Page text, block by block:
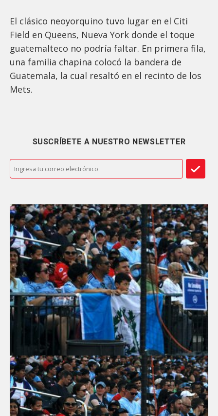
El clásico neoyorquino tuvo lugar en el Citi
Field en Queens, Nueva York donde el toque
guatemalteco no podría faltar. En primera fila,
una familia chapina colocó la bandera de
Guatemala, la cual resaltó en el recinto de los
Mets.
SUSCRÍBETE A NUESTRO NEWSLETTER